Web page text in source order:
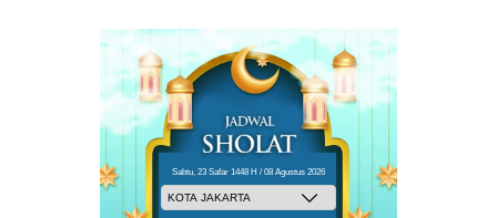
Sabtu, 23 Safar 1448 H / 08 Agustus 2026